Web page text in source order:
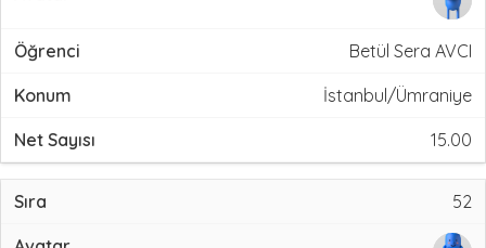
Betül Sera AVCI
İstanbul/Ümraniye
15.00
52